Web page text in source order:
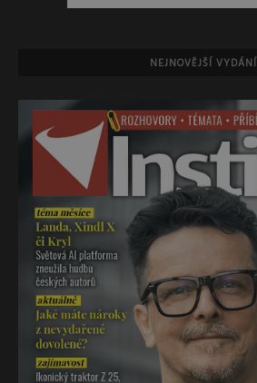
NEJNOVĚJŠÍ VYDÁNÍ